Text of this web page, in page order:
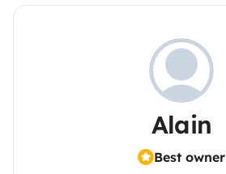
Alain
Best owner